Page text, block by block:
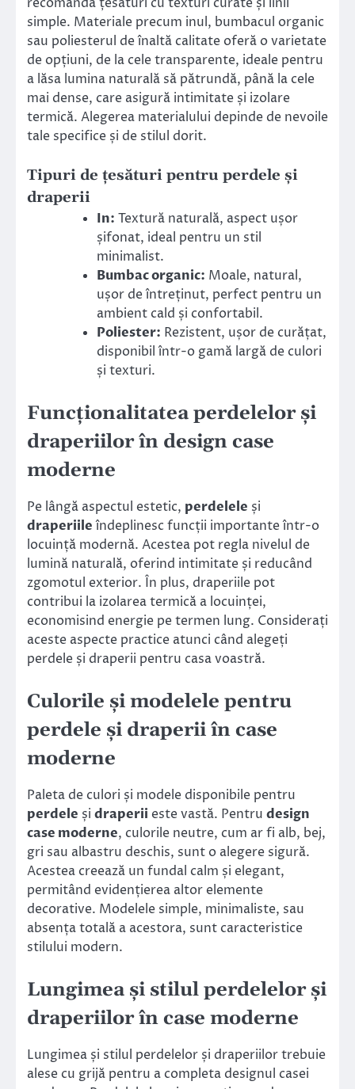
simple. Materiale precum inul, bumbacul organic
sau poliesterul de înaltă calitate oferă o varietate
de opțiuni, de la cele transparente, ideale pentru
a lăsa lumina naturală să pătrundă, până la cele
mai dense, care asigură intimitate și izolare
termică. Alegerea materialului depinde de nevoile
tale specifice și de stilul dorit.
Tipuri de țesături pentru perdele și
draperii
In: Textură naturală, aspect ușor
șifonat, ideal pentru un stil
minimalist.
Bumbac organic: Moale, natural,
ușor de întreținut, perfect pentru un
ambient cald și confortabil.
Poliester: Rezistent, ușor de curățat,
disponibil într-o gamă largă de culori
și texturi.
Funcționalitatea perdelelor și
draperiilor în design case
moderne
Pe lângă aspectul estetic, perdelele și
draperiileîndeplinesc funcții importante într-o
locuință modernă. Acestea pot regla nivelul de
lumină naturală, oferind intimitate și reducând
zgomotul exterior. În plus, draperiile pot
contribui la izolarea termică a locuinței,
economisind energie pe termen lung. Considerați
aceste aspecte practice atunci când alegeți
perdele și draperii pentru casa voastră.
Culorile și modelele pentru
perdele și draperii în case
moderne
Paleta de culori și modele disponibile pentru
perdele și draperii este vastă. Pentru design
case moderne, culorile neutre, cum ar fi alb, bej,
gri sau albastru deschis, sunt o alegere sigură.
Acestea creează un fundal calm și elegant,
permitând evidențierea altor elemente
decorative. Modelele simple, minimaliste, sau
absența totală a acestora, sunt caracteristice
stilului modern.
Lungimea și stilul perdelelor și
draperiilor în case moderne
Lungimea și stilul perdelelor și draperiilor trebuie
alese cu grijă pentru a completa designul casei